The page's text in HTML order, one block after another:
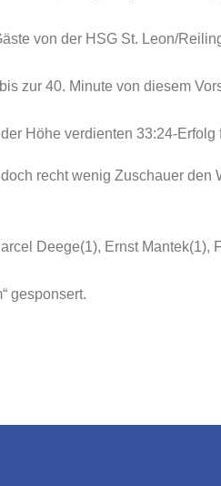
von der HSG St. Leon/
zur 40. Minute von diesem
Höhe verdienten 33:24-Erfolg
recht wenig Zuschauer den
Deege(1), Ernst Mantek(1),
gesponsert.